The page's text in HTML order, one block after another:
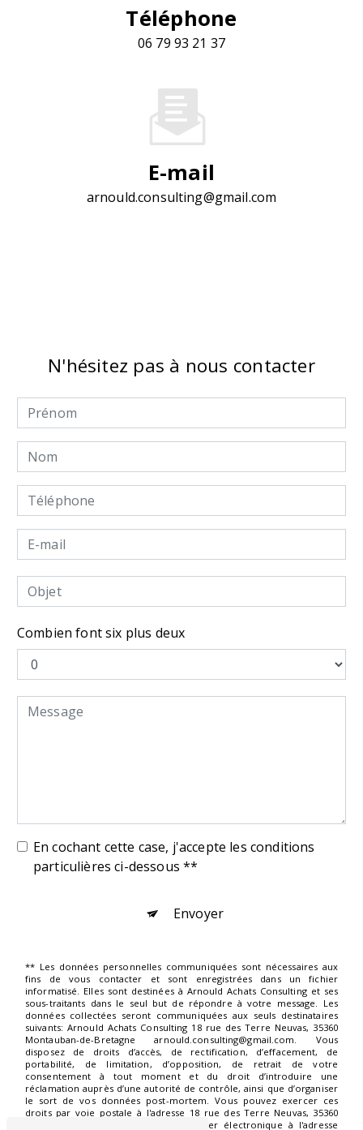
Téléphone
06 79 93 21 37
E-mail
arnould.consulting@gmail.com
N'hésitez pas à nous contacter
Combien font six plus deux
En cochant cette case, j'accepte les conditions
particulières ci-dessous **
Envoyer
** Les données personnelles communiquées sont nécessaires aux
fins de vous contacter et sont enregistrées dans un fichier
informatisé. Elles sont destinées à Arnould Achats Consulting et ses
sous-traitants dans le seul but de répondre à votre message. Les
données collectées seront communiquées aux seuls destinataires
suivants: Arnould Achats Consulting 18 rue des Terre Neuvas, 35360
Montauban-de-Bretagne arnould.consulting@gmail.com. Vous
disposez de droits d’accès, de rectification, d’effacement, de
portabilité, de limitation, d’opposition, de retrait de votre
consentement à tout moment et du droit d’introduire une
réclamation auprès d’une autorité de contrôle, ainsi que d’organiser
le sort de vos données post-mortem. Vous pouvez exercer ces
droits par voie postale à l'adresse 18 rue des Terre Neuvas, 35360
Montauban-de-Bretagne ou par courrier électronique à l'adresse